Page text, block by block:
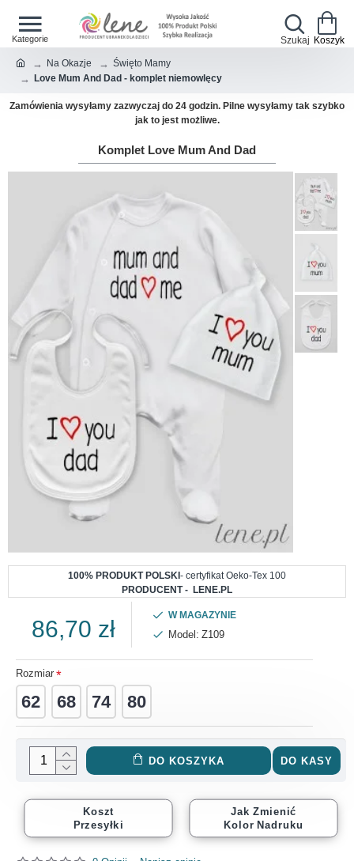
Na Okazje
Święto Mamy
Love Mum And Dad - komplet niemowlęcy
Zamówienia wysyłamy zazwyczaj do 24 godzin. Pilne wysyłamy tak szybko
jak to jest możliwe.
Komplet Love Mum And Dad
100% PRODUKT POLSKI - certyfikat Oeko-Tex 100
PRODUCENT - LENE.PL
86,70 zł
W MAGAZYNIE
Model: Z109
Rozmiar
62 68 74 80
DO KOSZYKA DO KASY
Koszt
Przesyłki
Jak Zmienić
Kolor Nadruku